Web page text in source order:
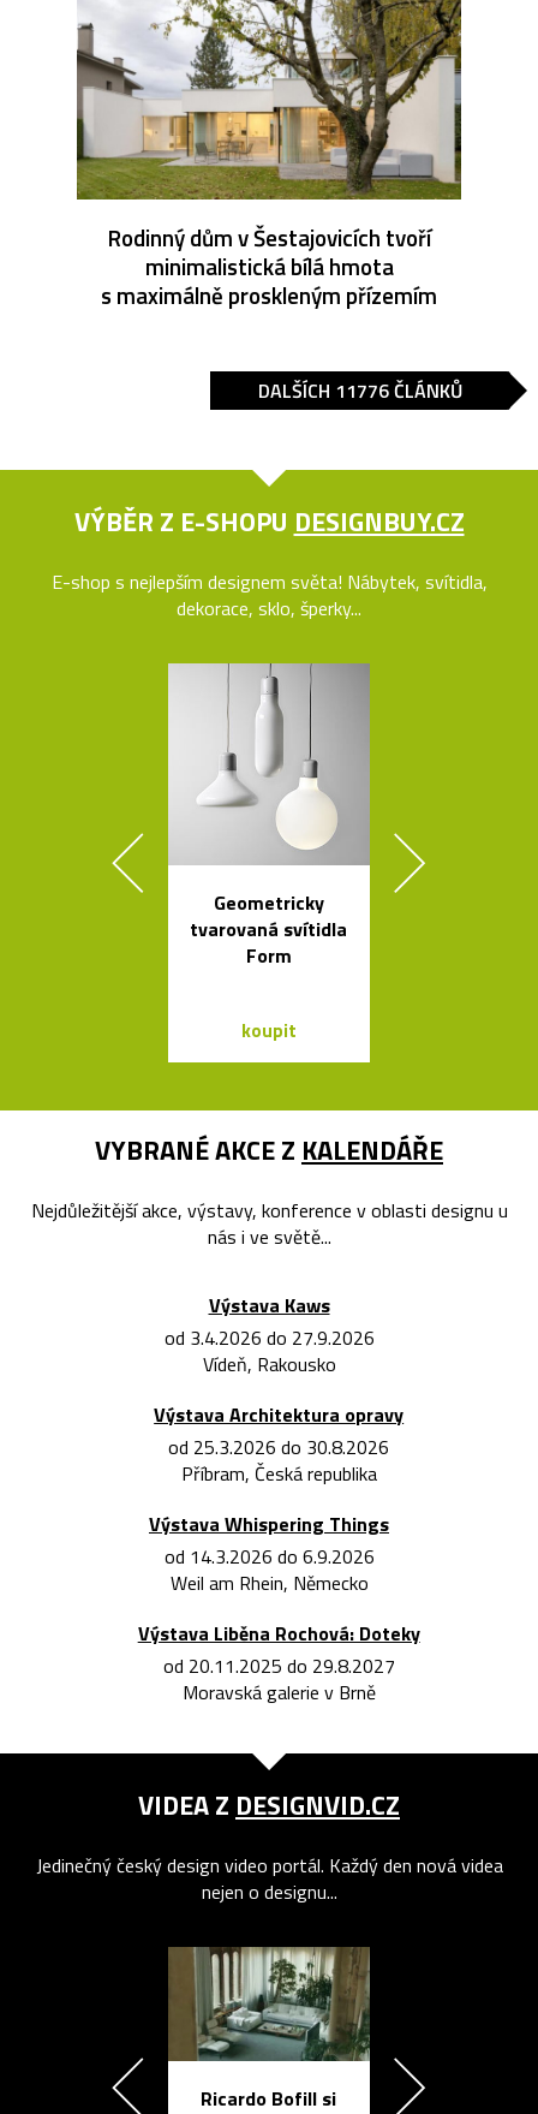
Rodinný dům v Šestajovicích tvoří
minimalistická bílá hmota
s maximálně proskleným přízemím
DALŠÍCH 11776 ČLÁNKŮ
VÝBĚR Z E-SHOPU DESIGNBUY.CZ
E-shop s nejlepším designem světa! Nábytek, svítidla,
dekorace, sklo, šperky...
Geometricky
tvarovaná svítidla
Form
koupit
VYBRANÉ AKCE Z KALENDÁŘE
Nejdůležitější akce, výstavy, konference v oblasti designu u
nás i ve světě...
Výstava Kaws
od 3.4.2026 do 27.9.2026
Vídeň, Rakousko
Výstava Architektura opravy
od 25.3.2026 do 30.8.2026
Příbram, Česká republika
Výstava Whispering Things
od 14.3.2026 do 6.9.2026
Weil am Rhein, Německo
Výstava Liběna Rochová: Doteky
od 20.11.2025 do 29.8.2027
Moravská galerie v Brně
VIDEA Z DESIGNVID.CZ
Jedinečný český design video portál. Každý den nová videa
nejen o designu...
Ricardo Bofill si